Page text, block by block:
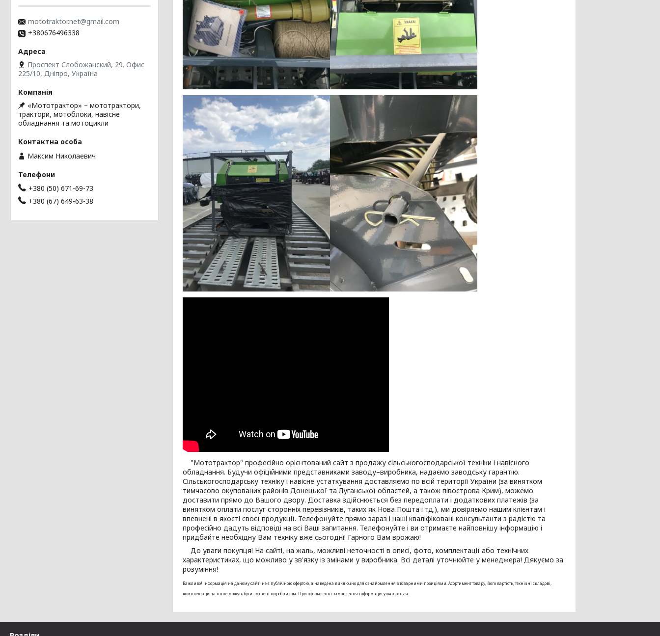
"Мототрактор" професійно орієнтований сайт з продажу сільськогосподарської техніки і навісного
обладнання. Будучи офіційними представниками заводу–виробника, надаємо заводську гарантію.
Сільськогосподарську техніку і навісне устаткування доставляємо по всій території України (за винятком
тимчасово окупованих районів Донецької та Луганської областей, а також півострова Крим), можемо
доставити прямо до Вашого двору. Доставка здійснюється без передоплати і додаткових платежів (за
винятком оплати послуг сторонніх перевізників, таких як Нова Пошта і тд.), ми довіряємо нашим клієнтам і
впевнені в якості своєї продукції. Телефонуйте прямо зараз і наші кваліфіковані консультанти з радістю та
професійно дадуть відповіді на всі Ваші запитання. Телефонуйте і ви отримаєте найповнішу інформацію і
придбайте необхідну Вам техніку вже сьогодні! Гарного Вам врожаю!
До уваги покупця! На сайті, на жаль, можливі неточності в описі, фото, комплектації або технічних
характеристиках, що можливо у зв'язку із змінами у виробника. Всі деталі уточнюйте у менеджера! Дякуємо за
розуміння!
Важливо! Інформація на даному сайті не є публічною офертою, а наведена виключно для ознайомлення з товарними позиціями. Асортимент товару, його вартість, технічні складові,
комплектація та інше можуть бути змінені виробником. При оформленні замовлення інформація уточнюється.
mototraktor.net@gmail.com
+380676496338
Проспект Слобожанский, 29. Офис
225/10, Дніпро, Україна
«Мототрактор» – мототрактори,
трактори, мотоблоки, навісне
обладнання та мотоцикли
Максим Николаевич
+380 (50) 671-69-73
+380 (67) 649-63-38